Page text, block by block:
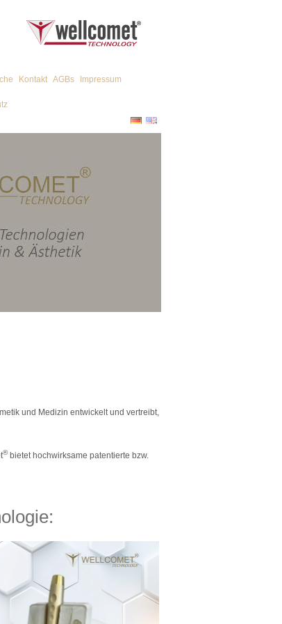
Kontakt AGBs Impressum
und Medizin entwickelt und vertreibt,
®bietet hochwirksame patentierte bzw.